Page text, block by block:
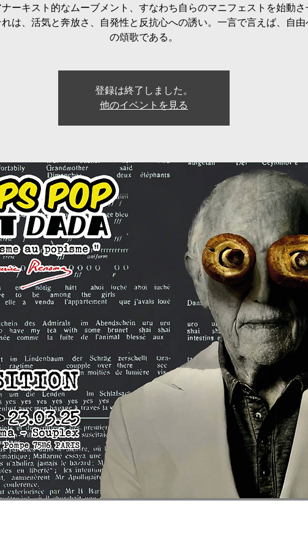
ーキスト的なムーブメント、すなわち自らのマニフェストを始動さ
れは、活気と奔放さ、自発性と反抗心への誘い。一言で言えば、自由
の頌歌である。
登録は終了しました。
他のイベントを見る